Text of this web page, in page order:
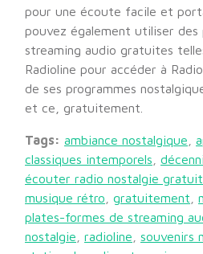
pour une écoute facile et
pouvez également utiliser des
streaming audio gratuites
Radioline pour accéder à
de ses programmes
et ce, gratuitement.
Tags: ambiance nostalgique
classiques intemporels
écouter radio nostalgie
musique rétro
gratuitement
plates-formes de streaming
nostalgie
radioline souvenirs